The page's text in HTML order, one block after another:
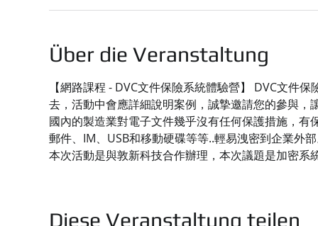
Über die Veranstaltung
【網路課程 - DVC文件保險系統體驗營】 DVC文件
去，活動中會應詳細說明案例，誠摯邀請您的參與，
國內的製造業對電子文件幾乎沒有任何保護措施，
郵件、IM、USB和移動硬碟等等..輕易洩密到企業外
本次活動是與敦新科技合作辦理，本次議題是加密系
Diese Veranstaltung teilen